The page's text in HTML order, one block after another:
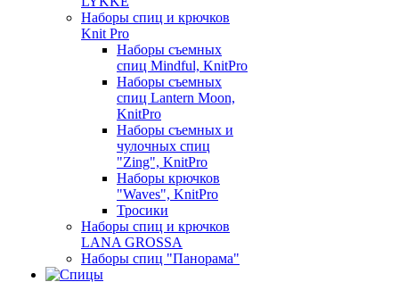
Наборы спиц и крючков
Knit Pro
Наборы съемных
спиц Mindful, KnitPro
Наборы съемных
спиц Lantern Moon,
KnitPro
Наборы съемных и
чулочных спиц
"Zing", KnitPro
Наборы крючков
"Waves", KnitPro
Тросики
Наборы спиц и крючков
LANA GROSSA
Наборы спиц "Панорама"